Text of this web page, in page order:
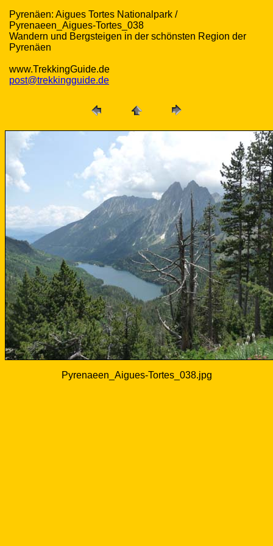
Pyrenäen: Aigues Tortes Nationalpark /
Pyrenaeen_Aigues-Tortes_038
Wandern und Bergsteigen in der schönsten Region der
Pyrenäen
www.TrekkingGuide.de
post@trekkingguide.de
Pyrenaeen_Aigues-Tortes_038.jpg